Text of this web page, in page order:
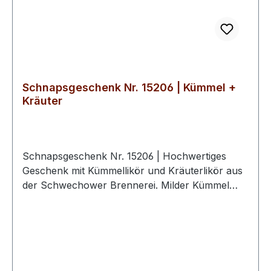
Schnapsgeschenk Nr. 15206 | Kümmel +
Kräuter
Schnapsgeschenk Nr. 15206 | Hochwertiges
Geschenk mit Kümmellikör und Kräuterlikör aus
der Schwechower Brennerei. Milder Kümmel